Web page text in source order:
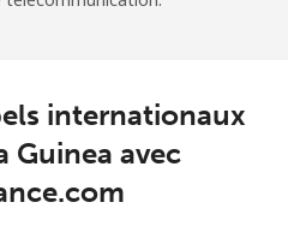
internationaux
Guinea avec